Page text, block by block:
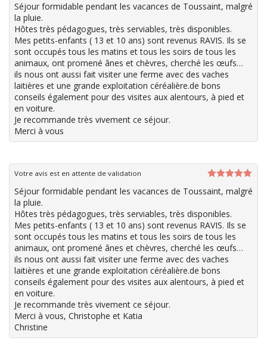
Séjour formidable pendant les vacances de Toussaint, malgré
la pluie.
Hôtes très pédagogues, très serviables, très disponibles.
Mes petits-enfants ( 13 et 10 ans) sont revenus RAVIS. Ils se
sont occupés tous les matins et tous les soirs de tous les
animaux, ont promené ânes et chèvres, cherché les œufs…
ils nous ont aussi fait visiter une ferme avec des vaches
laitières et une grande exploitation céréalière.de bons
conseils également pour des visites aux alentours, à pied et
en voiture.
Je recommande très vivement ce séjour.
Merci à vous
5
Votre avis est en attente de validation
Séjour formidable pendant les vacances de Toussaint, malgré
la pluie.
Hôtes très pédagogues, très serviables, très disponibles.
Mes petits-enfants ( 13 et 10 ans) sont revenus RAVIS. Ils se
sont occupés tous les matins et tous les soirs de tous les
animaux, ont promené ânes et chèvres, cherché les œufs…
ils nous ont aussi fait visiter une ferme avec des vaches
laitières et une grande exploitation céréalière.de bons
conseils également pour des visites aux alentours, à pied et
en voiture.
Je recommande très vivement ce séjour.
Merci à vous, Christophe et Katia
Christine